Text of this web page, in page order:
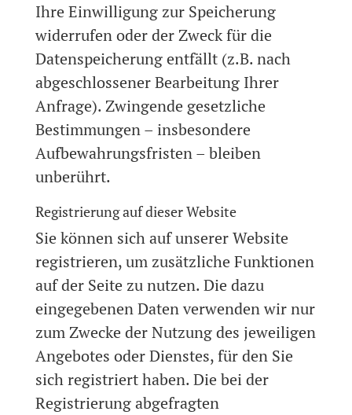
Ihre Einwilligung zur Speicherung
widerrufen oder der Zweck für die
Datenspeicherung entfällt (z.B. nach
abgeschlossener Bearbeitung Ihrer
Anfrage). Zwingende gesetzliche
Bestimmungen – insbesondere
Aufbewahrungsfristen – bleiben
unberührt.
Registrierung auf dieser Website
Sie können sich auf unserer Website
registrieren, um zusätzliche Funktionen
auf der Seite zu nutzen. Die dazu
eingegebenen Daten verwenden wir nur
zum Zwecke der Nutzung des jeweiligen
Angebotes oder Dienstes, für den Sie
sich registriert haben. Die bei der
Registrierung abgefragten